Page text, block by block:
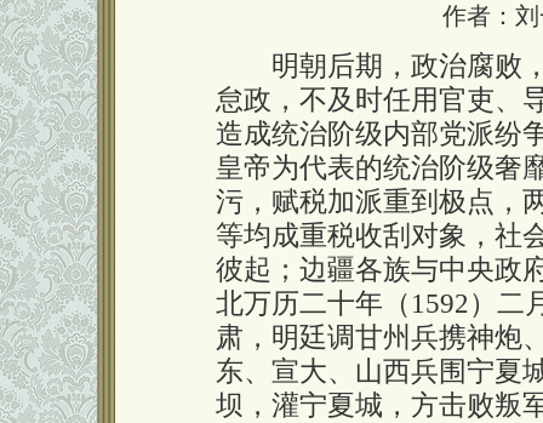
作者：
明朝后期，政治腐败，
怠政，不及时任用官吏、
造成统治阶级内部党派纷
皇帝为代表的统治阶级奢
污，赋税加派重到极点，
等均成重税收刮对象，社
彼起；边疆各族与中央政
北万历二十年（1592）二
肃，明廷调甘州兵携神炮
东、宣大、山西兵围宁夏
坝，灌宁夏城，方击败叛